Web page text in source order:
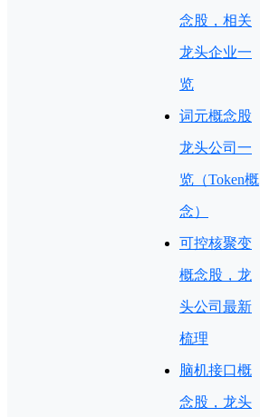
念股，相关
龙头企业一
览
词元概念股
龙头公司一
览（Token概
念）
可控核聚变
概念股，龙
头公司最新
梳理
脑机接口概
念股，龙头